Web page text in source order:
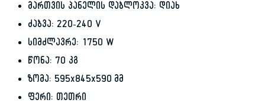
მართვის პანელის დაბლოკვა: დიახ
ძაბვა: 220-240 V
სიმძლავრე: 1750 W
წონა: 70 კგ
ზომა: 595x845x590 მმ
ფერი: თეთრი